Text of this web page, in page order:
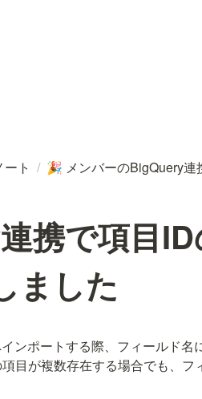
ト / 🎉 メンバーのBigQuery
携で項目
ました
ンポートする際、フィールド名
目が複数存在する場合でも、フ